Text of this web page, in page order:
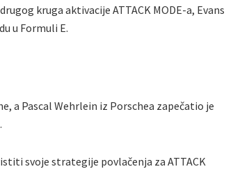
kruga aktivacije ATTACK MODE-a, Evans
u Formuli E.
a Pascal Wehrlein iz Porschea zapečatio je
svoje strategije povlačenja za ATTACK